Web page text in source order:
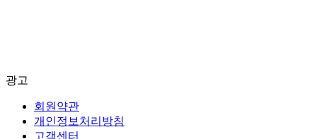
광고
회원약관
개인정보처리방침
고객센터